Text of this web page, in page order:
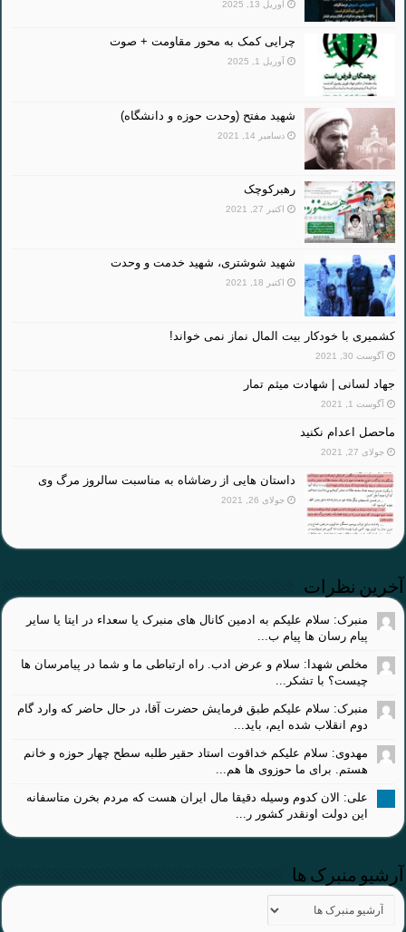
آوریل 13, 2025
چرایی کمک به محور مقاومت + صوت
آوریل 1, 2025
شهید مفتح (وحدت حوزه و دانشگاه)
دسامبر 14, 2021
رهبرکوچک
اکتبر 27, 2021
شهید شوشتری، شهید خدمت و وحدت
اکتبر 18, 2021
کشمیری با خودکار بیت المال نماز نمی خواند!
آگوست 30, 2021
جهاد لسانی | شهادت میثم تمار
آگوست 1, 2021
ماحصل اعدام نکنید
جولای 27, 2021
داستان هایی از رضاشاه به مناسبت سالروز مرگ وی
جولای 26, 2021
آخرین نظرات
منبرک: سلام علیکم به ادمین کانال های منبرک یا سعداء در ایتا یا سایر
پیام رسان ها پیام ب...
مخلص شهدا: سلام و عرض ادب. راه ارتباطی ما و شما در پیامرسان ها
چیست؟ با تشکر...
منبرک: سلام علیکم طبق فرمایش حضرت آقا، در حال حاضر که وارد گام
دوم انقلاب شده ایم، باید...
مهدوی: سلام علیکم خداقوت استاد حقیر طلبه سطح چهار حوزه و خانم
هستم. برای ما حوزوی ها هم...
علی: الان کدوم وسیله دقیقا مال ایران هست که مردم بخرن متاسفانه
این دولت اونقدر کشور ر...
آرشیو منبرک ها